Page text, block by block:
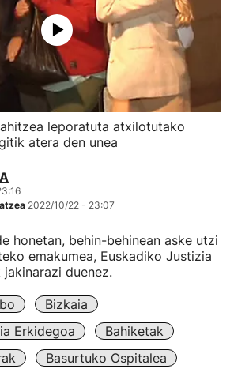
leporatuta atxilotutako
atera den unea
2022/10/22 - 23:07
honetan, behin-behinean aske utzi
emakumea, Euskadiko Justizia
duenez.
Bizkaia
Erkidegoa
Bahiketak
Basurtuko Ospitalea